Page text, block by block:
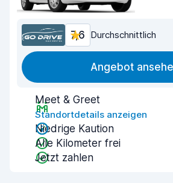
7,6 Durchschnittlich
Angebot
Meet & Greet
Standortdetails anzeigen
Niedrige Kaution
Alle Kilometer frei
Jetzt zahlen